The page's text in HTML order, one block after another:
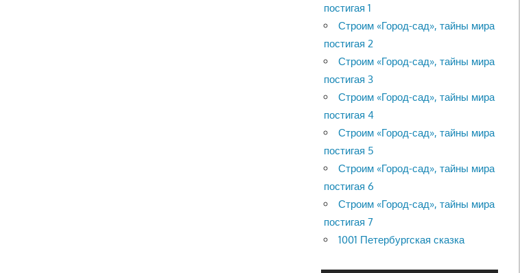
постигая 1
Строим «Город-сад», тайны мира
постигая 2
Строим «Город-сад», тайны мира
постигая 3
Строим «Город-сад», тайны мира
постигая 4
Строим «Город-сад», тайны мира
постигая 5
Строим «Город-сад», тайны мира
постигая 6
Строим «Город-сад», тайны мира
постигая 7
1001 Петербургская сказка